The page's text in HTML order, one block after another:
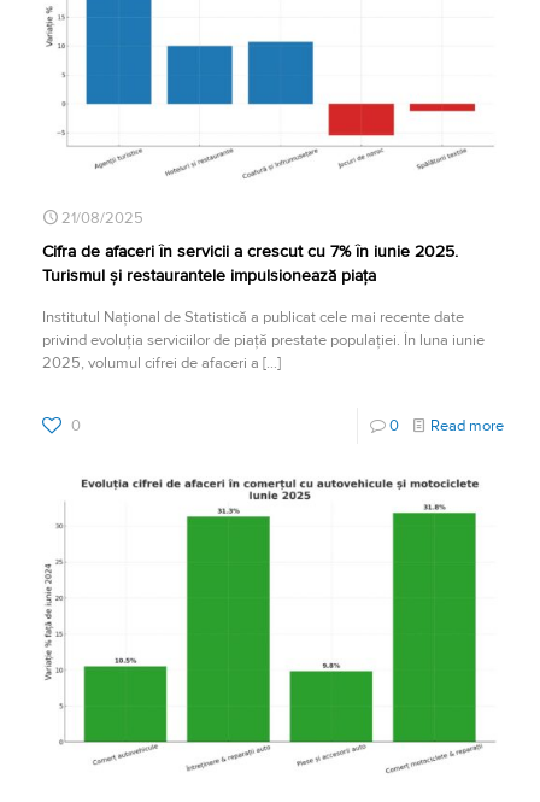
21/08/2025
Cifra de afaceri în servicii a crescut cu 7% în iunie 2025.
Turismul și restaurantele impulsionează piața
Institutul Național de Statistică a publicat cele mai recente date
privind evoluția serviciilor de piață prestate populației. În luna iunie
2025, volumul cifrei de afaceri a […]
0 0 Read more